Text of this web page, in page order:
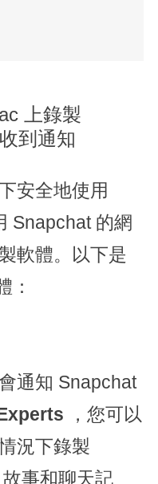
上錄製
到通知
安全地使用
Snapchat 的網
軟體。以下是
：
通知 Snapchat
，您可以
況下錄製
事和聊天記